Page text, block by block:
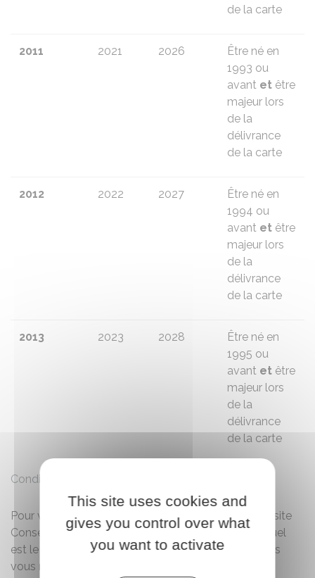
Condition de prolongation automatique
de la carte
2011 2021 2026
Être né en
1993 ou
avant et être
majeur lors
de la
délivrance
de la carte
2012 2022 2027
Être né en
1994 ou
avant et être
majeur lors
de la
délivrance
de la carte
2013 2023 2028
Être né en
1995 ou
avant et être
majeur lors
de la
délivrance
de la carte
Pour voyager à l'étranger, vous devez vérifier sur le site
Conseils aux voyageurs (rubrique Entrée/Séjour) quel
est le document d'identité exigé par le pays où vous
vous rendez.
This site uses cookies and
gives you control over what
you want to activate